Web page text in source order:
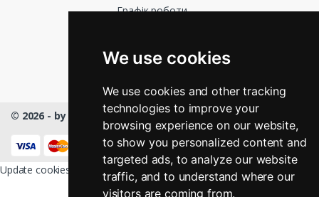
We use cookies
We use cookies and other tracking
technologies to improve your
browsing experience on our website,
to show you personalized content and
targeted ads, to analyze our website
traffic, and to understand where our
visitors are coming from.
Графік роботи
Магазини
© 2026 - by Masmart™- All rights Reserved
Update cookies preferences
КНОПКА